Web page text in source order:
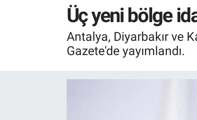
Üç yeni bölge
Antalya, Diyarbakır ve
Gazete'de yayımlandı.